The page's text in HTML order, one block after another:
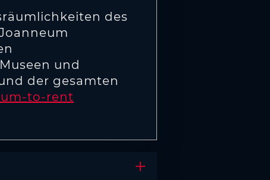
des
und
der gesamten
to-rent
Akkordeon öffnen